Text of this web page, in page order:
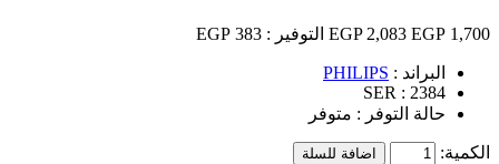
1,700 EGP
2,083 EGP التوفير : 383 EGP
البراند : PHILIPS
SER : 2384
حالة التوفر : متوفر
الكمية:
اضافة للسلة